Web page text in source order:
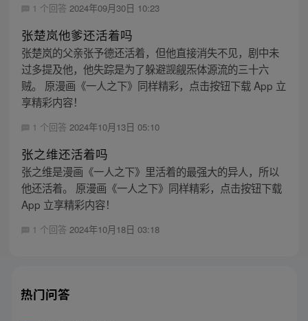
1 个回答 2024年09月30日 10:23
张楚岚他爹还活着吗
张楚岚的父亲张予德还活着，但他直接消失不见，剧中未
过多提及他，他失踪是为了躲避觊觎炁体源流的三十六
贼。 原漫画《一人之下》同样精彩，点击按钮下载 App 立
享精彩内容！
1 个回答 2024年10月13日 05:10
张之维还活着吗
张之维是漫画《一人之下》里活着的最强大的异人，所以
他还活着。 原漫画《一人之下》同样精彩，点击按钮下载
App 立享精彩内容！
1 个回答 2024年10月18日 03:18
热门问答